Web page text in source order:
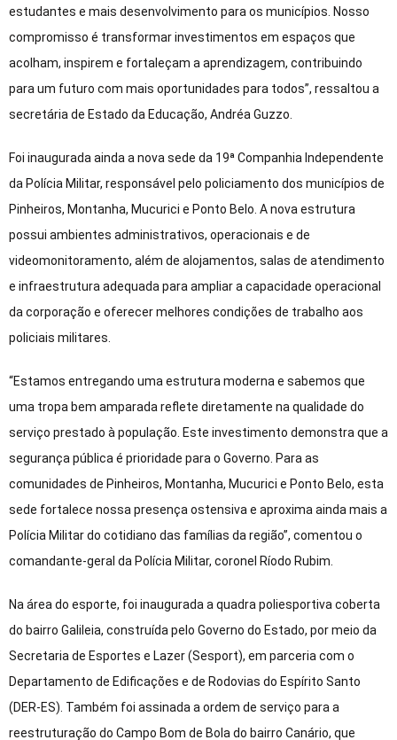
estudantes e mais desenvolvimento para os municípios. Nosso
compromisso é transformar investimentos em espaços que
acolham, inspirem e fortaleçam a aprendizagem, contribuindo
para um futuro com mais oportunidades para todos”, ressaltou a
secretária de Estado da Educação, Andréa Guzzo.
Foi inaugurada ainda a nova sede da 19ª Companhia Independente
da Polícia Militar, responsável pelo policiamento dos municípios de
Pinheiros, Montanha, Mucurici e Ponto Belo. A nova estrutura
possui ambientes administrativos, operacionais e de
videomonitoramento, além de alojamentos, salas de atendimento
e infraestrutura adequada para ampliar a capacidade operacional
da corporação e oferecer melhores condições de trabalho aos
policiais militares.
“Estamos entregando uma estrutura moderna e sabemos que
uma tropa bem amparada reflete diretamente na qualidade do
serviço prestado à população. Este investimento demonstra que a
segurança pública é prioridade para o Governo. Para as
comunidades de Pinheiros, Montanha, Mucurici e Ponto Belo, esta
sede fortalece nossa presença ostensiva e aproxima ainda mais a
Polícia Militar do cotidiano das famílias da região”, comentou o
comandante-geral da Polícia Militar, coronel Ríodo Rubim.
Na área do esporte, foi inaugurada a quadra poliesportiva coberta
do bairro Galileia, construída pelo Governo do Estado, por meio da
Secretaria de Esportes e Lazer (Sesport), em parceria com o
Departamento de Edificações e de Rodovias do Espírito Santo
(DER-ES). Também foi assinada a ordem de serviço para a
reestruturação do Campo Bom de Bola do bairro Canário, que